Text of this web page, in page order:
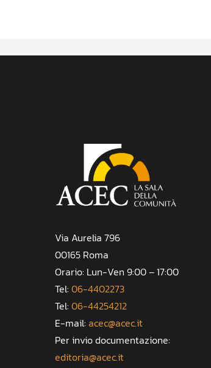
Via Aurelia 796
00165 Roma
Orario: Lun-Ven 9:00 – 17:00
Tel: 06-4402273
Tel: 06-44254212
E-mail: acec@acec.it
Per invio documentazione:
editoria@acec.it